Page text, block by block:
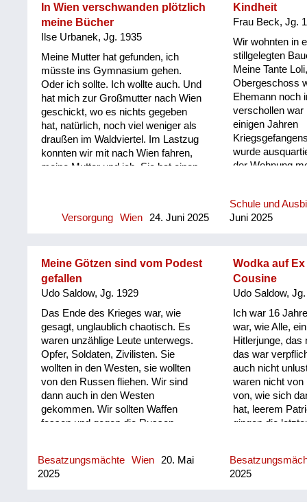
von den Nachbarn gehört, dass
immer wieder Lastwagen von den
Amerikanern vorgefahren sind. Das
Mieter waren nicht da, und die
Soldaten haben immer wieder
Möbelstücke verladen und sind
weggedüst. Jetzt war folgendes:
Mein Vater wollte diese Möbel immer
unbedingt wieder auffinden. Er war
kein Nazi, das hat er immer wieder
betont. Also er hat ein Recht auf
gezeichnet und gemalt. Ordentliches
Fäustlinge oder
gefreut. Der
was sie sich
ja, vielleicht
Hause kommt,
so allein. Also
als Kind so
das Glück,
haben, der nicht
wurde in den
aber anhängen,
mein
eman...
In Wien verschwanden plötzlich
meine Bücher
Ilse Urbanek, Jg. 1935
Meine Mutter hat gefunden, ich
müsste ins Gymnasium gehen.
Oder ich sollte. Ich wollte auch. Und
hat mich zur Großmutter nach Wien
geschickt, wo es nichts gegeben
hat, natürlich, noch viel weniger als
draußen im Waldviertel. Im Lastzug
konnten wir mit nach Wien fahren,
meine Mutter und ich. Sie hat einen
Strebersdorf über eine
meinen Lieblingsbüchern gereist.
Und irgendwann in den nächsten
Wochen war plötzlich ein Buch weg
Jahre später bin ich
draufgekommen, dass meine Tante
und meine Großmutter die Bücher
auf dem Schwarzmarkt gegen
Lebensmittel eintauschen mussten.
Versorgung Wien 24. Juni 2025
Kindheit
Frau Beck, Jg.
Wir wohnten in
stillgelegten
Meine Tante
Obergeschoss
Ehemann noch
verschollen war
einigen Jahren
wurde
der Wohnung
Russen im
Kapital mit.
Obergeschoss.
Deutsch und
Capitan - Er
Capitan
beschäftigt und
kam bald der
Niederkunft. Zu
viele Flüchtlinge
und. Und auch
unterwegs. Sie
Soldaten waren
und viele
Schule und
Juni 2025
Meine Götzen sind vom Podest
gefallen
Udo Saldow, Jg. 1929
Das Ende des Krieges war, wie
gesagt, unglaublich chaotisch. Es
waren unzählige Leute unterwegs.
Opfer, Soldaten, Zivilisten. Sie
wollten in den Westen, sie wollten
von den Russen fliehen. Wir sind
dann auch in den Westen
gekommen. Wir sollten Waffen
fassen und gegen die Russen
oder eine Waffe in der Hand gehabt
hätte. Wir wären also das reinste
Besatzungsmächte Wien
20. Mai
2025
Wodka auf
Cousine
Udo Saldow,
Ich war 16
war, wie Alle,
Hitlerjunge, das
das war
auch nicht
waren nicht von
von, wie sich
hat, leerem
gingen die
Mir fällt ein,
Wohnung
2025